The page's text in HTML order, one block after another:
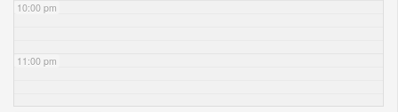
10:00 pm
11:00 pm